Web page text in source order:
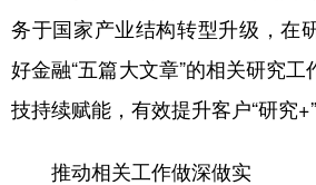
务于国家产业结构转型升级，在
好金融“五篇大文章”的相关研究
技持续赋能，有效提升客户“研究
推动相关工作做深做实